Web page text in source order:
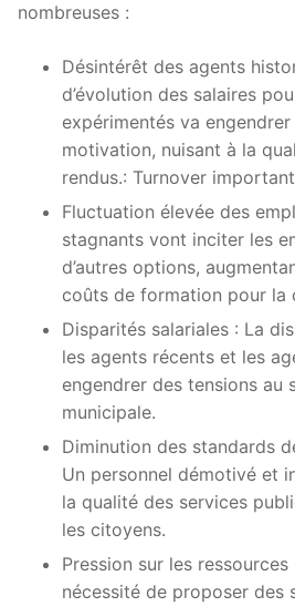
nombreuses :
Désintérêt des agents
d’évolution des salaires
expérimentés va
motivation, nuisant à la
rendus.: Turnover important
Fluctuation élevée des
stagnants vont inciter les
d’autres options,
coûts de formation pour la
Disparités salariales : La
les agents récents et les
engendrer des tensions au
municipale.
Diminution des standards
Un personnel démotivé et
la qualité des services
les citoyens.
Pression sur les
nécessité de proposer des